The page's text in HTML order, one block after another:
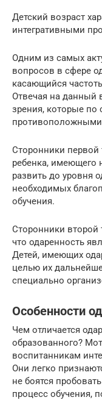
Детский возраст
интегративными
Одним из самых
вопросов в сфере
касающийся
Отвечая на данный
зрения, которые по
Сторонники первой
ребенка, имеющего
развить до уровня
необходимых
обучения.
Сторонники второй
что одаренность
Детей, имеющих
целью их
специально
Особенности
Чем отличается
образованного?
воспитанникам
Они легко
не боятся
процесс обучения,